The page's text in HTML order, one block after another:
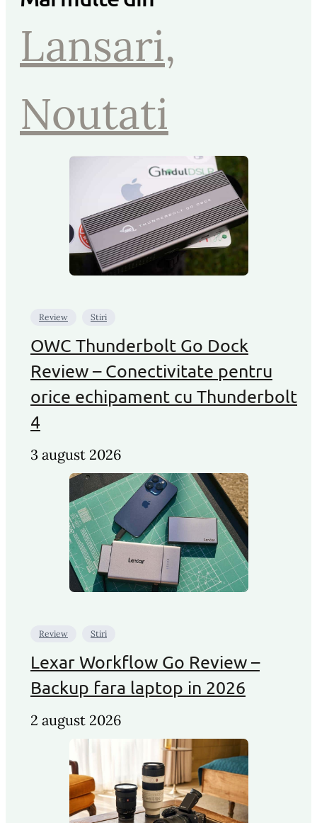
Lansari
Noutati
Review Stiri
OWC Thunderbolt Go Dock
Review – Conectivitate pentru
orice echipament cu Thunderbolt
4
3 august 2026
Review Stiri
Lexar Workflow Go Review –
Backup fara laptop in 2026
2 august 2026